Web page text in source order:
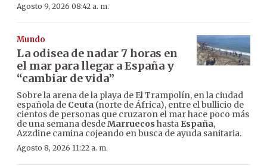
Agosto 9, 2026 08:42 a. m.
Mundo
La odisea de nadar 7 horas en
el mar para llegar a España y
“cambiar de vida”
Sobre la arena de la playa de El Trampolín, en la ciudad
española de Ceuta (norte de África), entre el bullicio de
cientos de personas que cruzaron el mar hace poco más
de una semana desdeMarruecos hasta España,
Azzdine camina cojeando en busca de ayuda sanitaria.
Agosto 8, 2026 11:22 a. m.